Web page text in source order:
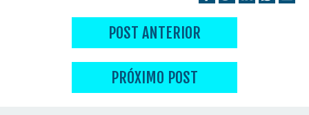
POST ANTERIOR
PRÓXIMO POST